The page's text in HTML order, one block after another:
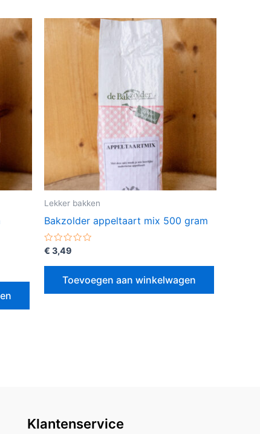
Lekker bakken
Bakzolder appeltaart mix 500 gram
Gewaardeerd
uit
€ 3,49
Toevoegen aan winkelwagen
Klantenservice